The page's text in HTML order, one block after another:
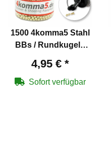
1500 4komma5 Stahl
BBs / Rundkugeln
Messing überzogen
für Co2-Waffen
4,95 € *
Sofort verfügbar